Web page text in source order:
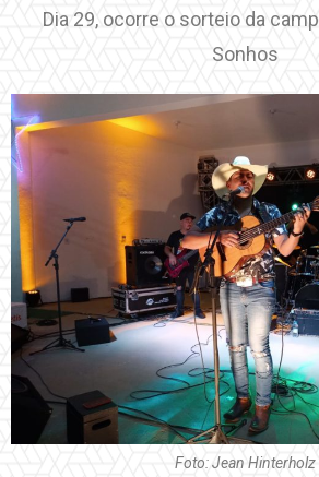
Dia 29, ocorre o sorteio da
Sonhos
Foto: Jean Hinterholz